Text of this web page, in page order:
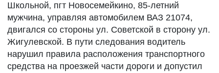
Школьной, пгт Новосемейкино, 85-летний
мужчина, управляя автомобилем ВАЗ 21074,
двигался со стороны ул. Советской в сторону ул.
Жигулевской. В пути следования водитель
нарушил правила расположения транспортного
средства на проезжей части дороги и допустил